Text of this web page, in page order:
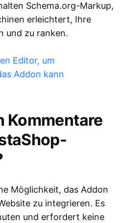
Schema.org-Markup,
erleichtert, Ihre
und zu ranken.
Editor, um
Addon kann
Kommentare
Möglichkeit, das Addon
zu integrieren. Es
und erfordert keine